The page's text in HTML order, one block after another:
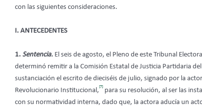
con las siguientes consideraciones.
I. ANTECEDENTES
1. Sentencia. El seis de agosto, el Pleno de este Tribunal
determinó remitir a la Comisión Estatal de Justicia Partidaria
sustanciación el escrito de dieciséis de julio, signado por la
Revolucionario Institucional,
[7]
para su resolución, al ser las
con su normatividad interna, dado que, la actora aducía un